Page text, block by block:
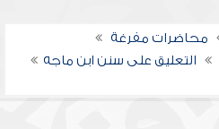
محاضرات مفرغة
التعليق على سنن ابن ماجه